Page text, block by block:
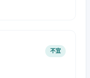
不宜